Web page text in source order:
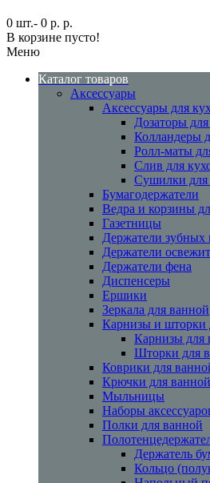
0 шт.- 0 р. р.
В корзине пусто!
Меню
Каталог товаров
Аксессуары
Аксессуары для
Дозаторы
Колландеры
Ролл-маты
Слив для
Сушилки для
Бумагодержатели
Ведра и корзины
Газетницы
Держатели зубных
Держатели
Держатели фена
Диспенсеры
Ершики
Зеркала для ванной
Карнизы и шторки
Карнизы для
Шторки для
Коврики для
Крючки для ванной
Мыльницы
Наборы
Полки для ванной
Держатель
Кольцо